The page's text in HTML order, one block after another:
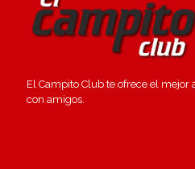
El Campito Club te ofrece el mejor
con amigos.